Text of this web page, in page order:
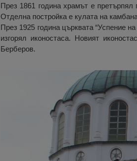
През 1861 година храмът е претърпял
Отделна постройка е кулата на
През 1925 година църквата “Успение
изгорял иконостаса. Новият
Берберов.